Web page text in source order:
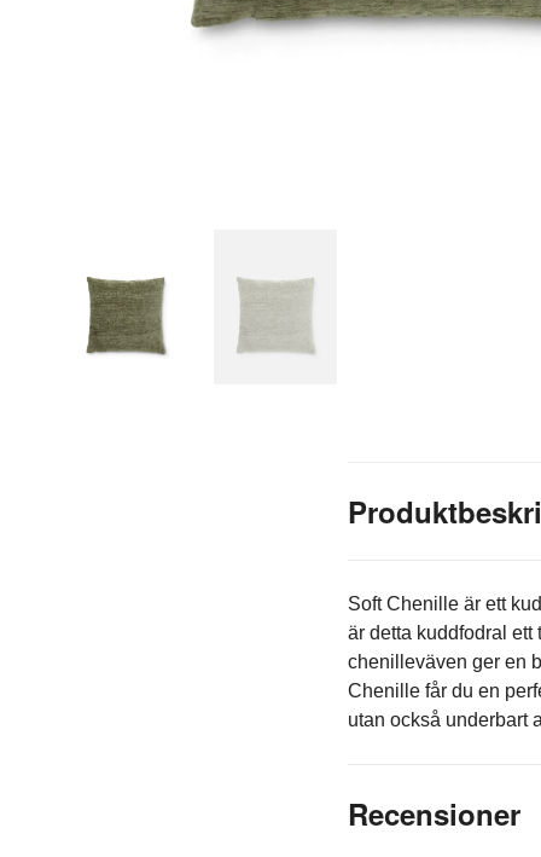
Soft Chenille är ett
är detta kuddfodral
chenilleväven ger en
Chenille får du en
utan också underbart
Recensioner